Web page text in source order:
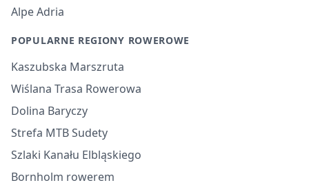
Alpe Adria
POPULARNE REGIONY ROWEROWE
Kaszubska Marszruta
Wiślana Trasa Rowerowa
Dolina Baryczy
Strefa MTB Sudety
Szlaki Kanału Elbląskiego
Bornholm rowerem